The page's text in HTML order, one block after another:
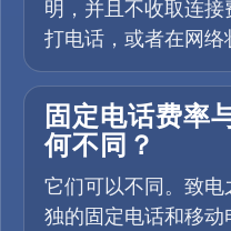
明，并且不收取连
打电话，或者在网络
固定电话费率
何不同？
它们可以不同。致
独的固定电话和移动